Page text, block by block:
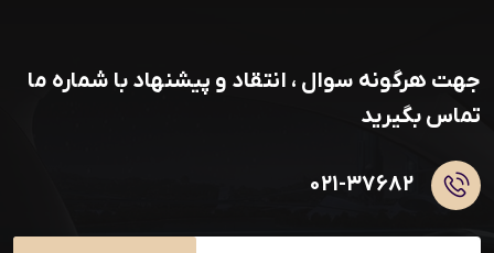
جهت هرگونه سوال ، انتقاد و پیشنهاد با شماره ما
تماس بگیرید
۰۲۱-۳۷۶۸۲